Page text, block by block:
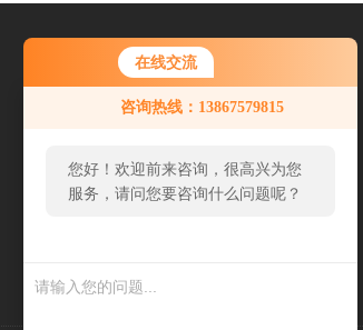
在线交流
咨询热线：13867579815
您好！欢迎前来咨询，很高兴为您
服务，请问您要咨询什么问题呢？
邮件联系我们：
13867579815@163.com